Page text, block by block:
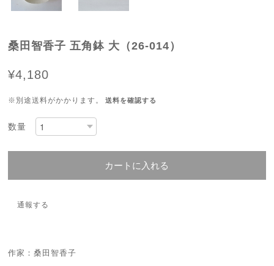
桑田智香子 五角鉢 大（26-014）
¥4,180
※別途送料がかかります。 送料を確認する
数量
カートに入れる
通報する
作家：桑田智香子